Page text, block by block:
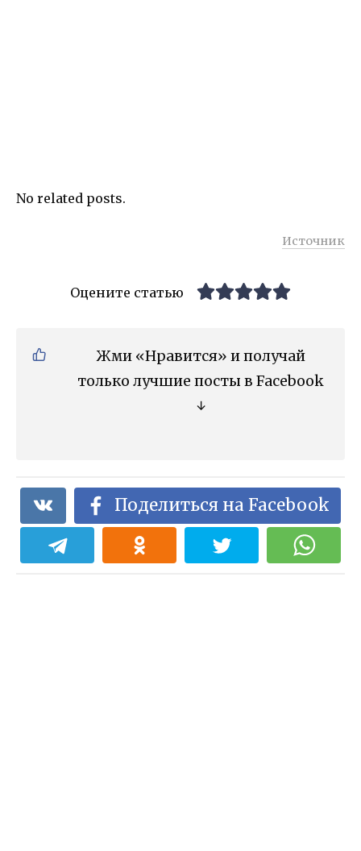
No related posts.
Источник
Оцените статью
Жми «Нравится» и получай
только лучшие посты в Facebook
↓
Поделиться на Facebook